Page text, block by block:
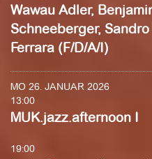
Wawau Adler,
Schneeberger,
Ferrara (F/D/A/I)
MO 26. JANUAR 2026
13:00
MUK.jazz.afternoon I
19:00